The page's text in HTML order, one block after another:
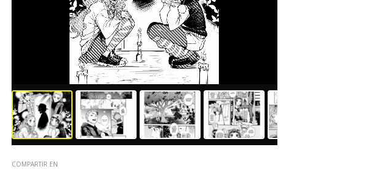
COMPARTIR EN